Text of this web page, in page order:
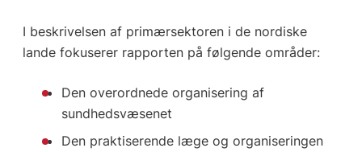
I beskrivelsen af primærsektoren i de nordiske
lande fokuserer rapporten på følgende områder:
Den overordnede organisering af
sundhedsvæsenet
Den praktiserende læge og organiseringen